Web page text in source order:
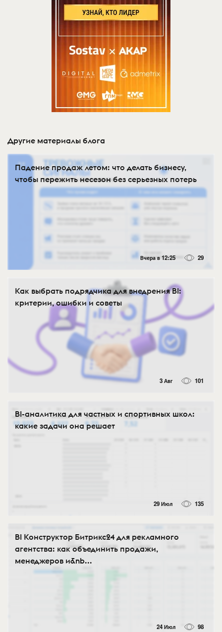
Другие материалы блога
Падение продаж летом: что делать бизнесу,
чтобы пережить несезон без серьезных потерь
Вчера в 12:25 29
Как выбрать подрядчика для внедрения BI:
критерии, ошибки и советы
3 Авг 101
BI-аналитика для частных и спортивных школ:
какие задачи она решает
29 Июл 135
BI Конструктор Битрикс24 для рекламного
агентства: как объединить продажи,
менеджеров и&nb...
24 Июл 98